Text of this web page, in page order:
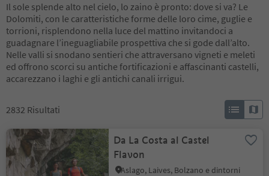
Il sole splende alto nel cielo, lo zaino è pronto: dove si va? Le
Dolomiti, con le caratteristiche forme delle loro cime, guglie e
torrioni, risplendono nella luce del mattino invitandoci a
guadagnare l’ineguagliabile prospettiva che si gode dall’alto.
Nelle valli si snodano sentieri che attraversano vigneti e meleti
ed offrono scorci su antiche fortificazioni e affascinanti castelli,
accarezzano i laghi e gli antichi canali irrigui.
2832 Risultati
Da La Costa al Castel
Flavon
Aslago, Laives, Bolzano e dintorni